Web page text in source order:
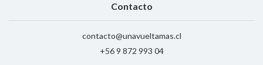
Contacto
contacto@unavueltamas.cl
+56 9 872 993 04